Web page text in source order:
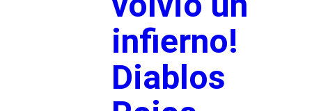
infierno!
Diablos